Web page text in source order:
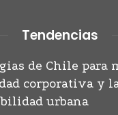
Tendencias
de Chile para
corporativa y
urbana